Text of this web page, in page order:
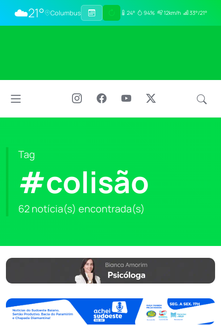
☁️21° Columbus 24° 94% 12km/h 33°/21°
Tag
#colisão
62 notícia(s) encontrada(s)